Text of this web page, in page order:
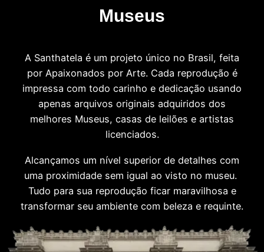
Museus
A Santhatela é um projeto único no Brasil, feita
por Apaixonados por Arte. Cada reprodução é
impressa com todo carinho e dedicação usando
apenas arquivos originais adquiridos dos
melhores Museus, casas de leilões e artistas
licenciados.
Alcançamos um nível superior de detalhes com
uma proximidade sem igual ao visto no museu.
Tudo para sua reprodução ficar maravilhosa e
transformar seu ambiente com beleza e requinte.